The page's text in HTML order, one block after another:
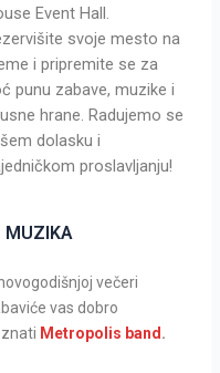
Event Hall.
svoje mesto na
i pripremite se za
punu zabave, muzike i
hrane. Radujemo se
dolasku i
proslavljanju!
MUZIKA
večeri
vas dobro
Metropolis band.